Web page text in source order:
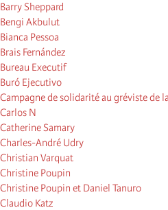
Barry Sheppard
Bengi Akbulut
Bianca Pessoa
Brais Fernández
Bureau Executif
Buró Ejecutivo
Campagne de solidarité au gréviste de
Carlos N
Catherine Samary
Charles-André Udry
Christian Varquat
Christine Poupin
Christine Poupin et Daniel Tanuro
Claudio Katz